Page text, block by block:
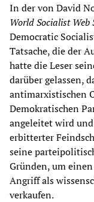
In der von David
World Socialist Web
Democratic
Tatsache, die der
hatte die Leser
darüber gelassen,
antimarxistischen
Demokratischen
angeleitet wird
erbitterter
seine
Gründen, um
Angriff als
verkaufen.